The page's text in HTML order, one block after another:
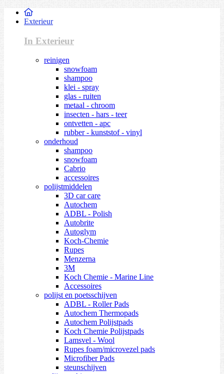
Exterieur
In Exterieur
reinigen
snowfoam
shampoo
klei - spray
glas - ruiten
metaal - chroom
insecten - hars - teer
ontvetten - apc
rubber - kunststof - vinyl
onderhoud
shampoo
snowfoam
Cabrio
accessoires
polijstmiddelen
3D car care
Autochem
ADBL - Polish
Autobrite
Autoglym
Koch-Chemie
Rupes
Menzerna
3M
Koch Chemie - Marine Line
Accessoires
polijst en poetsschijven
ADBL - Roller Pads
Autochem Thermopads
Autochem Polijstpads
Koch Chemie Polijstpads
Lamsvel - Wool
Rupes foam/microvezel pads
Microfiber Pads
steunschijven